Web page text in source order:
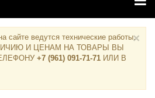
сайте ведутся технические работы.
И ЦЕНАМ НА ТОВАРЫ ВЫ
+7 (961) 091-71-71 ИЛИ В
×